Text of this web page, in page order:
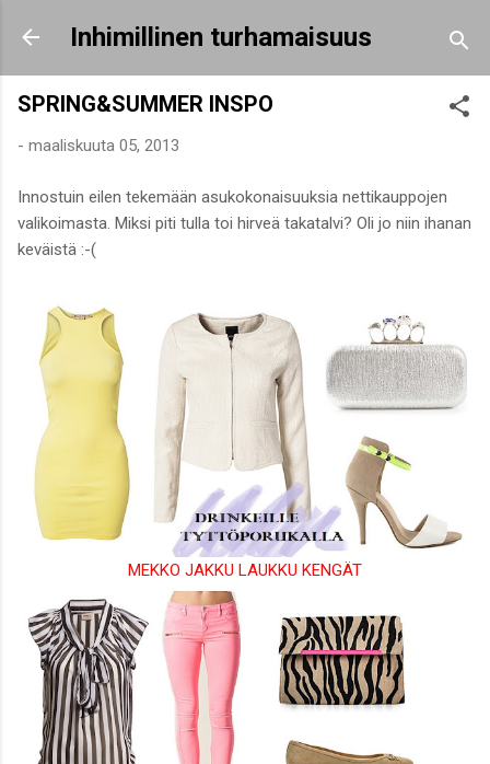
Siirry pääsisältöön
Inhimillinen turhamaisuus
SPRING&SUMMER INSPO
- maaliskuuta 05, 2013
Innostuin eilen tekemään asukokonaisuuksia nettikauppojen
valikoimasta. Miksi piti tulla toi hirveä takatalvi? Oli jo niin ihanan
keväistä :-(
MEKKO JAKKU LAUKKU KENGÄT